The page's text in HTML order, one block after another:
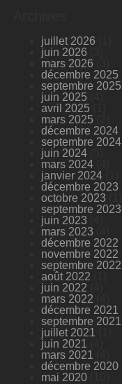
juillet 2026
juin 2026
mars 2026
décembre 2025
septembre 2025
juin 2025
avril 2025
mars 2025
décembre 2024
septembre 2024
juin 2024
mars 2024
janvier 2024
décembre 2023
octobre 2023
septembre 2023
juin 2023
mars 2023
décembre 2022
novembre 2022
septembre 2022
août 2022
juin 2022
mars 2022
décembre 2021
septembre 2021
juillet 2021
juin 2021
mars 2021
décembre 2020
mai 2020